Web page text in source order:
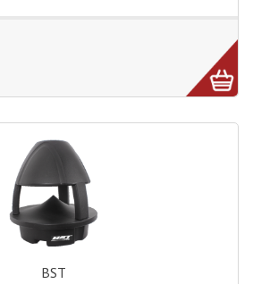
Consoles Amplifiées
Boules À Facettes
BST